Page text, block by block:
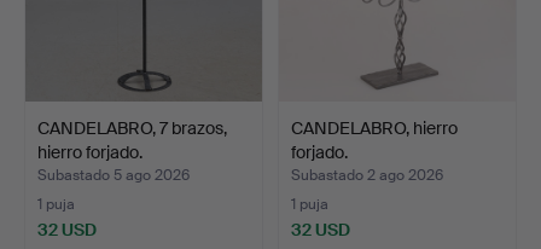
CANDELABRO, 7 brazos,
hierro forjado.
Subastado 5 ago 2026
1 puja
32 USD
CANDELABRO, hierro
forjado.
Subastado 2 ago 2026
1 puja
32 USD